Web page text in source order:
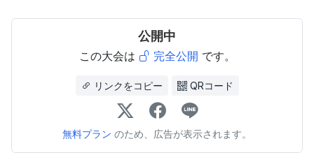
公開中
この大会は 完全公開 です。
リンクをコピー QRコード
無料プラン のため、広告が表示されます。